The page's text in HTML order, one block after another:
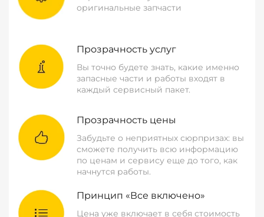
оригинальные запчасти
Прозрачность услуг
Вы точно будете знать, какие именно
запасные части и работы входят в
каждый сервисный пакет.
Прозрачность цены
Забудьте о неприятных сюрпризах: вы
сможете получить всю информацию
по ценам и сервису еще до того, как
начнутся работы.
Принцип «Все включено»
Цена уже включает в себя стоимость